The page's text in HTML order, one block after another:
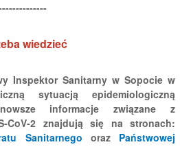
wiedzieć
Inspektor Sanitarny w Sopocie w
sytuacją epidemiologiczną
informacje związane z
CoV-2 znajdują się na stronach:
Sanitarnego oraz Państwowej